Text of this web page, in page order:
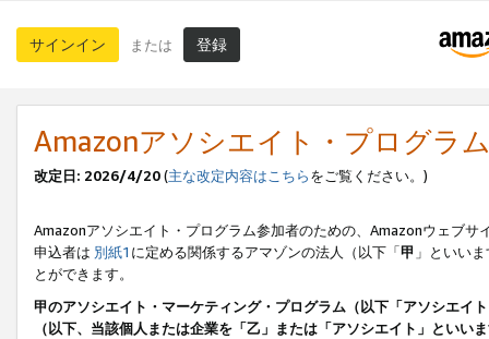
サインイン または 登録
Amazonアソシエイト・プログラ
改定日: 2026/4/20(主な改定内容はこちらをご覧ください。)
Amazonアソシエイト・プログラム参加者のための、Amazonウェブサ
申込者は 別紙1 に定める関係するアマゾンの法人（以下「甲 」といい
とができます。
甲のアソシエイト・マーケティング・プログラム（以下「アソシエイ
（以下、当該個人または企業を「乙」または「アソシエイト」とい